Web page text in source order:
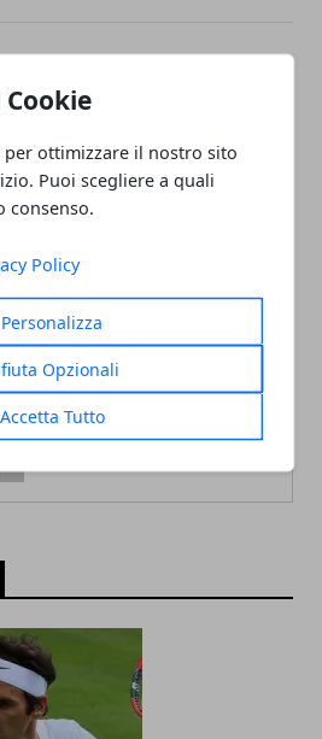
Cookie
ottimizzare il nostro sito
Puoi scegliere a quali
consenso.
Policy
Personalizza
Opzionali
Accetta Tutto
Redazione